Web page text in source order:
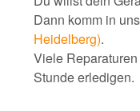
Dann komm in
Heidelberg).
Viele
Stunde erledigen.